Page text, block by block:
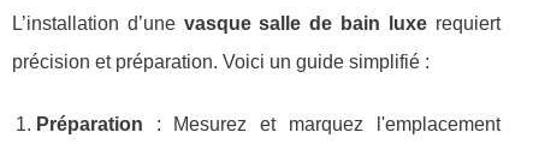
L’installation d’une vasque salle de bain luxerequiert
précision et préparation. Voici un guide simplifié :
Préparation : Mesurez et marquez l'emplacement